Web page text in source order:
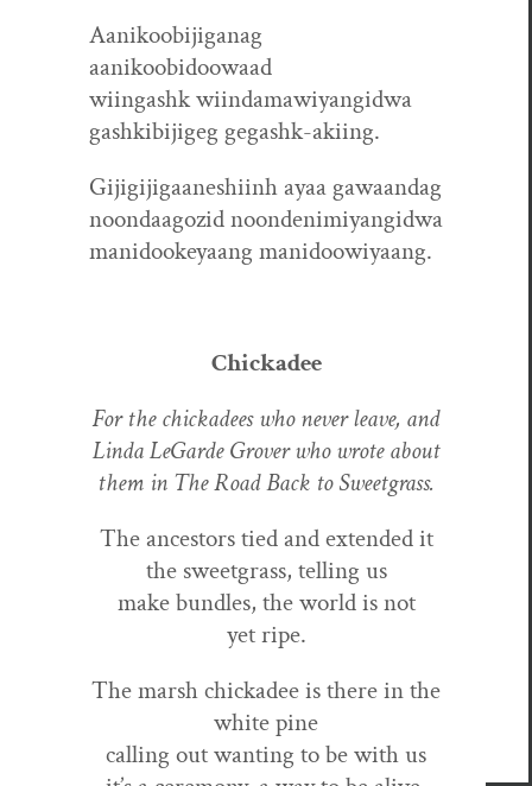
Aanikoobi­ji­ganag
aanikoobidoowaad
wiin­gashk wiindamawiyangidwa
gashk­ibi­jigeg gegashk-akiing.
Gijigi­ji­gaaneshi­inh ayaa gawaandag
noon­daagozid noondenimiyangidwa
manidookeyaang manidoowiyaang.
Chick­adee
For the chick­adees who nev­er leave, and
Lin­da LeGarde Grover who wrote about
them in The Road Back to Sweetgrass.
The ances­tors tied and extend­ed it
the sweet­grass, telling us
make bun­dles, the world is not
yet ripe.
The marsh chick­adee is there in the
white pine
call­ing out want­i­ng to be with us